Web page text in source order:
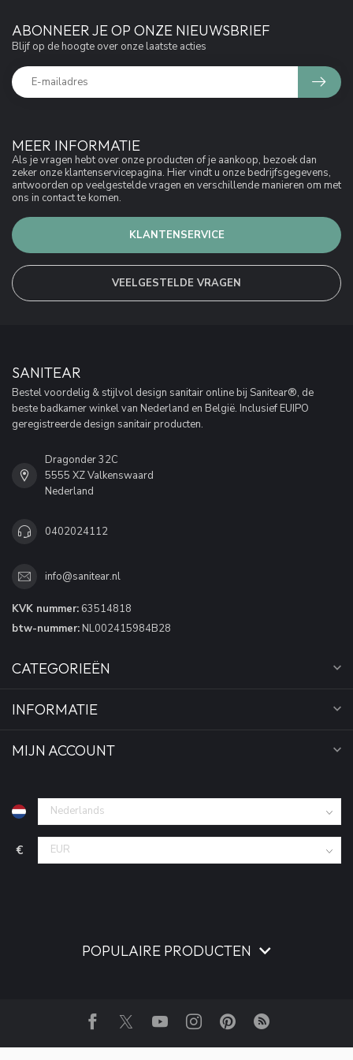
MEER INFORMATIE
Als je vragen hebt over onze producten of je aankoop, bezoek dan
zeker onze klantenservicepagina. Hier vindt u onze bedrijfsgegevens,
antwoorden op veelgestelde vragen en verschillende manieren om met
ons in contact te komen.
KLANTENSERVICE
VEELGESTELDE VRAGEN
ABONNEER JE OP ONZE NIEUWSBRIEF
Blijf op de hoogte over onze laatste acties
SANITEAR
Bestel voordelig & stijlvol design sanitair online bij Sanitear®, de
beste badkamer winkel van Nederland en België. Inclusief EUIPO
geregistreerde design sanitair producten.
Dragonder 32C
5555 XZ Valkenswaard
Nederland
0402024112
info@sanitear.nl
KVK nummer: 63514818
btw-nummer: NL002415984B28
CATEGORIEËN
INFORMATIE
MIJN ACCOUNT
€
POPULAIRE PRODUCTEN